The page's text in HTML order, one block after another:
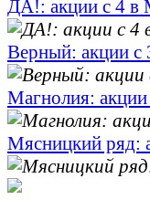
ДА!: акции с 4 в
Верный: акции с
Магнолия:
Мясницкий ряд: